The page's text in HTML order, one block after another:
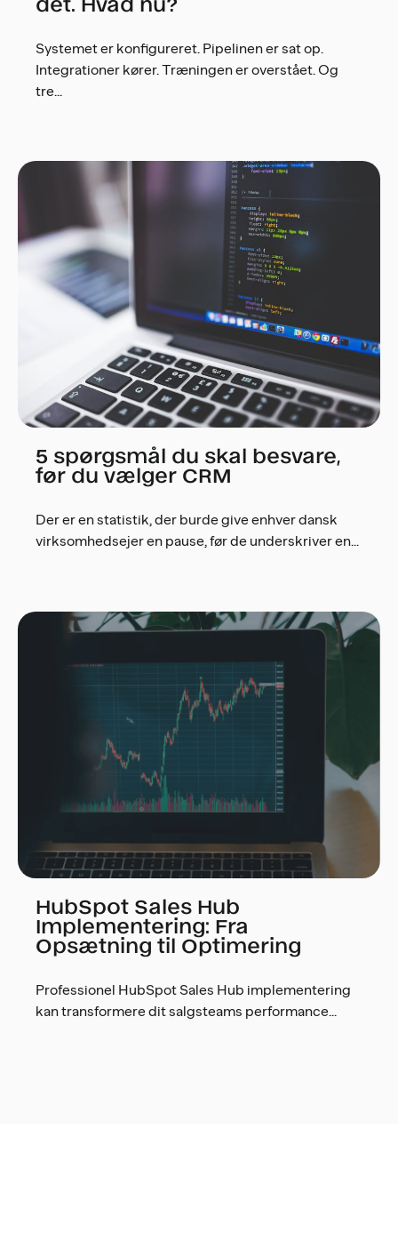
Systemet er konfigureret. Pipelinen er sat op.
Integrationer kører. Træningen er overstået. Og
tre...
5 spørgsmål du skal besvare,
før du vælger CRM
Der er en statistik, der burde give enhver dansk
virksomhedsejer en pause, før de underskriver en...
HubSpot Sales Hub
Implementering: Fra
Opsætning til Optimering
Professionel HubSpot Sales Hub implementering
kan transformere dit salgsteams performance...